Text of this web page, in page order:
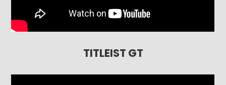
TITLEIST GT